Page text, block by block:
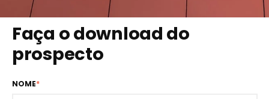
Faça o download do
prospecto
NOME*